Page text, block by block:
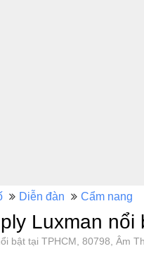
Diễn đàn Cẩm nang
Luxman nổi
bật tại TPHCM, 80798, Âm